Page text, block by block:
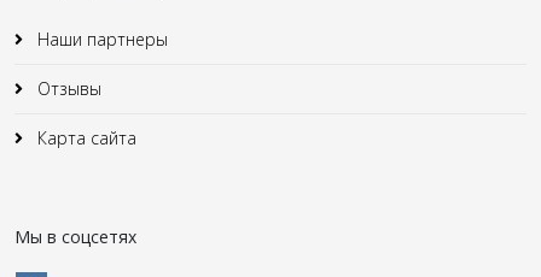
Наши партнеры
Отзывы
Карта сайта
Мы в соцсетях